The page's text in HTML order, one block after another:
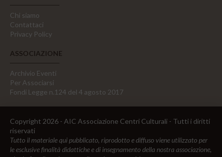
Chi siamo
Contattaci
Privacy Policy
ASSOCIAZIONE
Archivio Eventi
Per Associarsi
Fondi Legge n.124 del 4 agosto 2017
Copyright 2026 - AIC Associazione Centri Culturali - Tutti i diritti
riservati
Tutto il materiale qui pubblicato, riprodotto e diffuso viene utilizzato per
le esclusive finalità didattiche e di insegnamento della nostra associazione,